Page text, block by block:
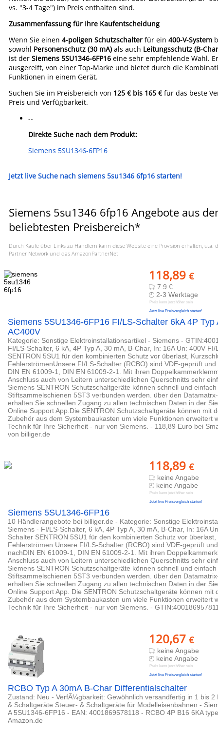
vs. "3-4 Tage") im Preis enthalten sind.
Zusammenfassung für Ihre Kaufentscheidung
Wenn Sie einen 4-poligen Schutzschalter für ein 400-V-System
sowohl Personenschutz (30 mA) als auch Leitungsschutz (B-
ist der Siemens 5SU1346-6FP16 eine sehr empfehlende Wahl.
ausgereift, von einer Top-Marke und bietet durch die
Funktionen in einem Gerät.
Suchen Sie im Preisbereich von 125 € bis 165 €für das beste
Preis und Verfügbarkeit.
--
Direkte Suche nach dem Produkt:
Siemens 5SU1346-6FP16
Jetzt live Suche nach siemens 5su1346 6fp16 starten!
Siemens 5su1346 6fp16 Angebote aus
beliebtesten Preisbereich*
Durch Käufe über Links zu Händlern kann diese Website eine Provision erhalten, u.a.
Partner Network und das AmazonPartnerNet
118,89 €
7.9 €
2-3 Werktage
Preis kann jetzt höher sein
Jetzt live Preisvergleich starten!
Siemens 5SU1346-6FP16 FI/LS-Schalter 6kA 4P Typ
AC400V
Kategorie: Sonstige Elektroinstallationsartikel - Siemens -
FI/LS-Schalter, 6 kA, 4P Typ A, 30 mA, B-Char, In: 16A Un: 400V FI/
SENTRON 5SU1 für den kombinierten Schutz vor überlast,
FehlerströmenUnsere FI/LS-Schalter (RCBO) sind VDE-geprüft
DIN EN 61009-1, DIN EN 61009-2-1. Mit ihren
Anschluss auch von Leitern unterschiedlichen Querschnitts sehr
Siemens SENTRON Schutzschaltgeräte können schnell und
Stiftsammelschienen 5ST3 verbunden werden. über den
erhalten Sie schnellen Zugang zu allen technischen Daten in der
Online Support App.Die SENTRON Schutzschaltgeräte können mit
Zubehör aus dem Systembaukasten um viele Funktionen erweitert
Technik für Ihre Sicherheit - nur von Siemens. - 118,89 Euro bei
von billiger.de
118,89 €
keine Angabe
keine Angabe
Preis kann jetzt höher sein
Jetzt live Preisvergleich starten!
Siemens 5SU1346-6FP16
10 Händlerangebote bei billiger.de - Kategorie: Sonstige
Siemens - FI/LS-Schalter, 6 kA, 4P Typ A, 30 mA, B-Char, In: 16A
Schalter SENTRON 5SU1 für den kombinierten Schutz vor
Fehlerströmen Unsere FI/LS-Schalter (RCBO) sind VDE-geprüft
nachDIN EN 61009-1, DIN EN 61009-2-1. Mit ihren
Anschluss auch von Leitern unterschiedlichen Querschnitts sehr
Siemens SENTRON Schutzschaltgeräte können schnell und
Stiftsammelschienen 5ST3 verbunden werden. über den
erhalten Sie schnellen Zugang zu allen technischen Daten in der
Online Support App. Die SENTRON Schutzschaltgeräte können mit
Zubehör aus dem Systembaukasten um viele Funktionen erweitert
Technik für Ihre Sicherheit - nur von Siemens. -
120,67 €
keine Angabe
keine Angabe
Preis kann jetzt höher sein
Jetzt live Preisvergleich starten!
RCBO Typ A 30mA B-Char Differentialschalter
Zustand: Neu - VerfÃ¼gbarkeit: Gewöhnlich versandfertig in 1 bis 2
& Schaltgeräte Steuer- & Schaltgeräte für Modelleisenbahnen -
A 5SU1346-6FP16 - EAN: 4001869578118 - RCBO 4P B16 6KA
Amazon.de